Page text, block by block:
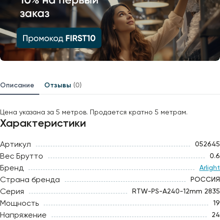
Описание Отзывы (0)
Цена указана за 5 метров. Продается кратно 5 метрам.
Характеристики
Артикул 052645
Вес Брутто 0.6
Бренд Arlight
Страна бренда РОССИЯ
Серия RTW-PS-A240-12mm 2835
Мощность 19
Напряжение 24